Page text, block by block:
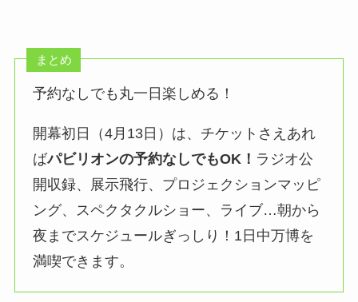
まとめ
予約なしでも丸一日楽しめる！
開幕初日（4月13日）は、チケットさえあれ
ばパビリオンの予約なしでもOK！ ラジオ公
開収録、展示飛行、プロジェクションマッピ
ング、スペクタクルショー、ライブ…朝から
夜までスケジュールぎっしり！1日中万博を
満喫できます。